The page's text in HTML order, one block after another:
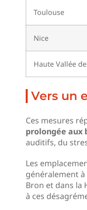
Toulouse
Nice
Haute Vallée
Vers un
Ces mesures
prolongée aux
auditifs, du
Les
généralement
Bron et dans la
à ces